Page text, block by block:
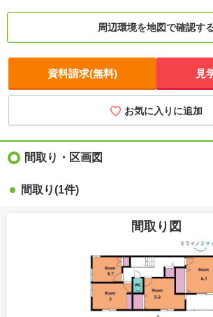
周辺環境を地図で確認す
資料請求(無料) 見
お気に入りに追加
間取り・区画図
間取り(1件)
間取り図